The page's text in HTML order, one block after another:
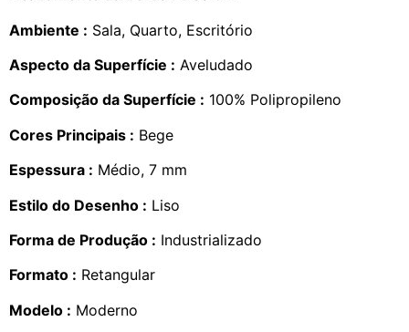
Ambiente : Sala, Quarto, Escritório
Aspecto da Superfície : Aveludado
Composição da Superfície : 100% Polipropileno
Cores Principais : Bege
Espessura : Médio, 7 mm
Estilo do Desenho : Liso
Forma de Produção : Industrializado
Formato : Retangular
Modelo : Moderno